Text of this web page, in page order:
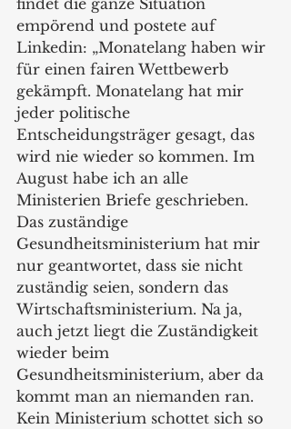
empörend und postete auf
Linkedin: „Monatelang haben wir
für einen fairen Wettbewerb
gekämpft. Monatelang hat mir
jeder politische
Entscheidungsträger gesagt, das
wird nie wieder so kommen. Im
August habe ich an alle
Ministerien Briefe geschrieben.
Das zuständige
Gesundheitsministerium hat mir
nur geantwortet, dass sie nicht
zuständig seien, sondern das
Wirtschaftsministerium. Na ja,
auch jetzt liegt die Zuständigkeit
wieder beim
Gesundheitsministerium, aber da
kommt man an niemanden ran.
Kein Ministerium schottet sich so